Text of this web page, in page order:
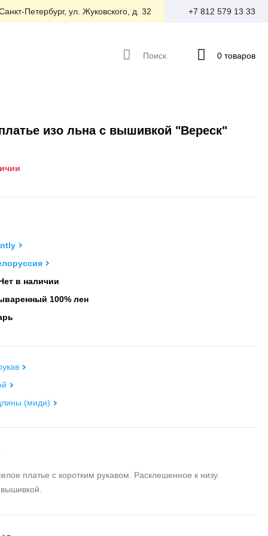
Петербург, ул. Жуковского, д. 32 +7 812 579 13 33
Поиск 0 товаров
изо льна с вышивкой "Вереск"
в наличии
100% лен
(миди)
платье с коротким рукавом. Расклешенное к низу.